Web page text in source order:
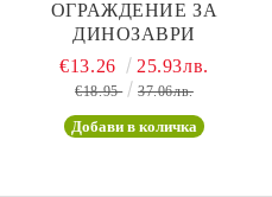
ОГРАЖДЕНИЕ ЗА
ДИНОЗАВРИ
€13.26 25.93лв.
€18.95 37.06лв.